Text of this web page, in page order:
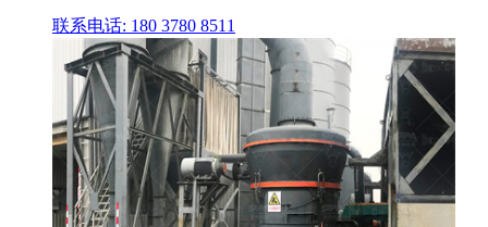
联系电话: 180 3780 8511